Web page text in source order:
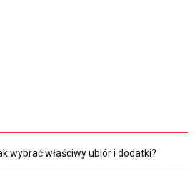
wybrać właściwy ubiór i dodatki?